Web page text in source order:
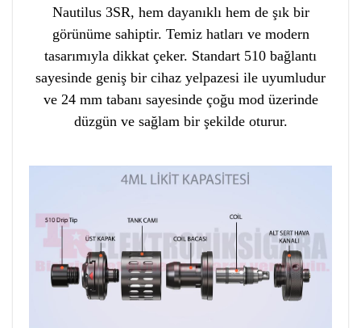
Nautilus 3SR, hem dayanıklı hem de şık bir
görünüme sahiptir. Temiz hatları ve modern
tasarımıyla dikkat çeker. Standart 510 bağlantı
sayesinde geniş bir cihaz yelpazesi ile uyumludur
ve 24 mm tabanı sayesinde çoğu mod üzerinde
düzgün ve sağlam bir şekilde oturur.